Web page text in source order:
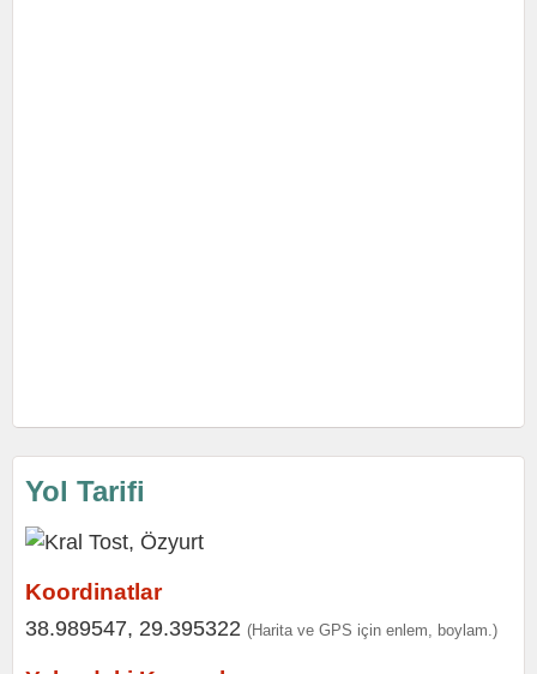
Yol Tarifi
Koordinatlar
38.989547, 29.395322 (Harita ve GPS için enlem, boylam.)